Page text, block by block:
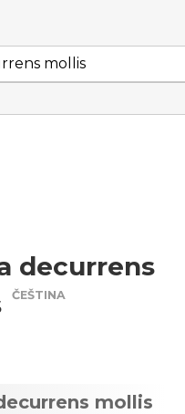
decurrens
ČEŠTINA
mollis